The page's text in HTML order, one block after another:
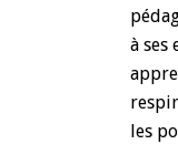
à ses
les